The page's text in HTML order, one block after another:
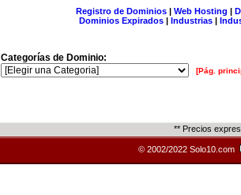
Registro de Dominios| Web Hosting |
Dominios Expirados | Industrias |
Categorías de Dominio:
[Pág.
** Precios
© 2002/2022 Solo10.com